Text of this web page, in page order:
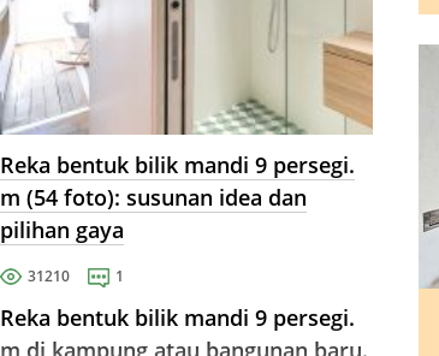
Reka bentuk bilik mandi 9 persegi.
m (54 foto): susunan idea dan
pilihan gaya
31210 1
Reka bentuk bilik mandi 9 persegi.